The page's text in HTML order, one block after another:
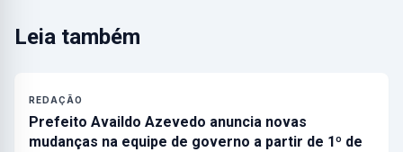
Leia também
REDAÇÃO
Prefeito Availdo Azevedo anuncia novas
mudanças na equipe de governo a partir de 1º de